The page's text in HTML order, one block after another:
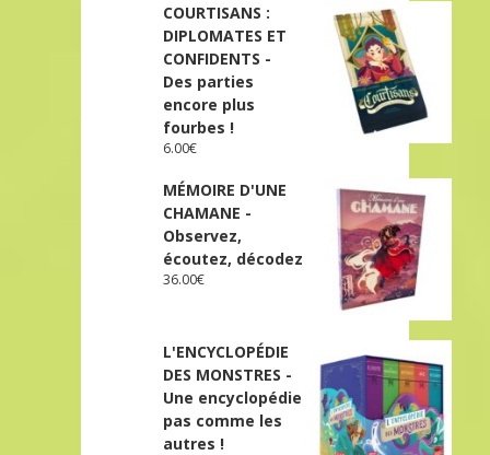
COURTISANS :
DIPLOMATES ET
CONFIDENTS -
Des parties
encore plus
fourbes !
6.00€
MÉMOIRE D'UNE
CHAMANE -
Observez,
écoutez, décodez
36.00€
L'ENCYCLOPÉDIE
DES MONSTRES -
Une encyclopédie
pas comme les
autres !